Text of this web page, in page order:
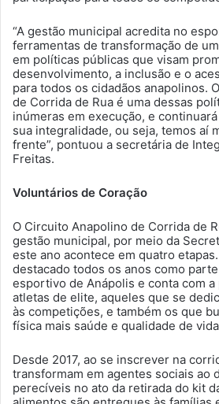
“A gestão municipal acredita no
ferramentas de transformação de
em políticas públicas que visam
desenvolvimento, a inclusão e o
para todos os cidadãos anapolinos.
de Corrida de Rua é uma dessas
inúmeras em execução, e
sua integralidade, ou seja, temos aí
frente”, pontuou a secretária de
Freitas.
Voluntários de Coração
O Circuito Anapolino de Corrida de
gestão municipal, por meio da
este ano acontece em quatro
destacado todos os anos como
esportivo de Anápolis e conta com
atletas de elite, aqueles que se
às competições, e também os que
física mais saúde e qualidade de
Desde 2017, ao se inscrever na
transformam em agentes sociais ao
perecíveis no ato da retirada do kit